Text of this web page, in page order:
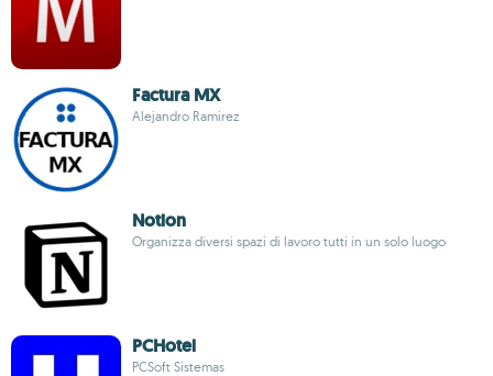
Factura MX
Alejandro Ramirez
Notion
Organizza diversi spazi di lavoro tutti in un solo luogo
PCHotel
PCSoft Sistemas